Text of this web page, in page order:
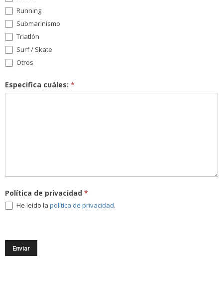
Running
Submarinismo
Triatlón
Surf / Skate
Otros
Especifica cuáles: *
Política de privacidad *
He leído la política de privacidad.